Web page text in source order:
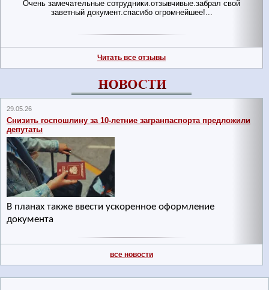
Очень замечательные сотрудники.отзывчивые.забрал свой
заветный документ.спасибо огромнейшее!...
Читать все отзывы
29.05.26
Снизить госпошлину за 10-летние загранпаспорта предложили
депутаты
В планах также ввести ускоренное оформление
документа
все новости